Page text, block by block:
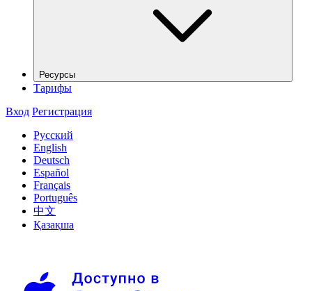
Ресурсы
Тарифы
Вход Регистрация
Русский
English
Deutsch
Español
Français
Português
中文
Қазақша